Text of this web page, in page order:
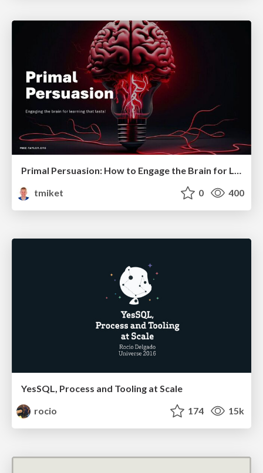
Primal Persuasion: How to Engage the Brain for Learning That Lasts
tmiket
0 400
YesSQL, Process and Tooling at Scale
rocio
174 15k